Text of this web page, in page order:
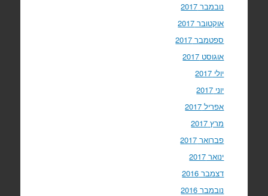
נובמבר 2017
אוקטובר 2017
ספטמבר 2017
אוגוסט 2017
יולי 2017
יוני 2017
אפריל 2017
מרץ 2017
פברואר 2017
ינואר 2017
דצמבר 2016
נובמבר 2016